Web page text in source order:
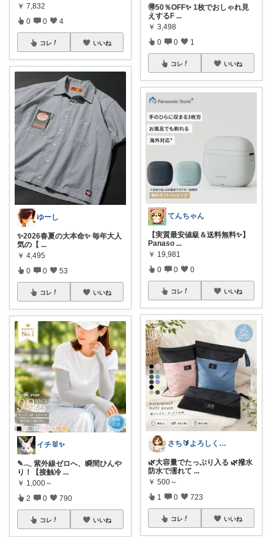
￥ 7,832
0 0 4
コレ いいね
ゆーし
✨2026春夏の大本命✨ 毎年大人
気の【 ...
￥ 4,495
0 0 53
コレ いいね
イチ🐰✨
✎𓂃 紫外線ゼロへ、瞬間ひんや
り！【接触冷 ...
￥ 1,000～
2 0 790
コレ いいね
🉐50％OFF✨ 1枚でおしゃれ見
えするF ...
￥ 3,498
0 0 1
コレ いいね
てんちゃん
【実質最安値級＆送料無料✨】
Panaso ...
￥ 19,981
0 0 0
コレ いいね
さち🔰よろしくお願いします💗
🌿大容量でたっぷり入る 🌿撥水
防水で濡れて ...
￥ 500～
1 0 723
コレ いいね